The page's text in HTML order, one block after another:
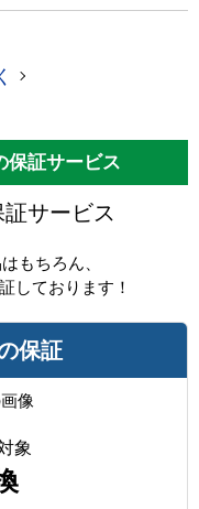
保証サービス
証サービス
もちろん、
しております！
保証
象